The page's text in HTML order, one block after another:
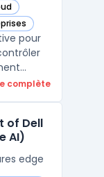
pour
IT qui
BIG‑I ...
complète
of Dell
AI)
edge